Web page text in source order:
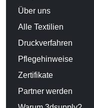
Über uns
Alle Textilien
Druckverfahren
Pflegehinweise
Zertifikate
Partner werden